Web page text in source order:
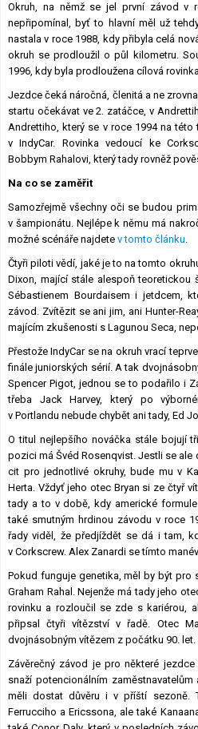
Okruh, na němž se jel první závod v
nepřipomínal, byť to hlavní měl už
nastala v roce 1988, kdy přibyla celá
okruh se prodloužil o půl kilometru.
1996, kdy byla prodloužena cílová
Jezdce čeká náročná, členitá a ne
startu očekávat ve 2. zatáčce, v
Andrettiho, který se v roce 1994 na
v IndyCar. Rovinka vedoucí ke
Bobbym Rahalovi, který tady rovněž
Na co se zaměřit
Samozřejmě všechny oči se budou
v šampionátu. Nejlépe k němu má
možné scénáře najdete v tomto článku.
Čtyři piloti vědí, jaké je to na tomto
Dixon, mající stále alespoň teoretickou
Sébastienem Bourdaisem i jetdcem,
závod. Zvítězit se ani jim, ani Hunter-
majícím zkušenosti s Lagunou Seca,
Přestože IndyCar se na okruh vrací
finále juniorských sérií. A tak
Spencer Pigot, jednou se to podařilo i
třeba Jack Harvey, který po
v Portlandu nebude chybět ani tady, Ed
O titul nejlepšího nováčka stále bojují
pozici má Švéd Rosenqvist. Jestli se ale
cit pro jednotlivé okruhy, bude mu v
Herta. Vždyť jeho otec Bryan si ze čtyř
tady a to v době, kdy americké
také smutným hrdinou závodu v roce
řady viděl, že předjíždět se dá i tam,
v Corkscrew. Alex Zanardi se tímto
Pokud funguje genetika, měl by být pro
Graham Rahal. Nejenže má tady jeho
rovinku a rozloučil se zde s kariérou,
připsal čtyři vítězství v řadě. Otec
dvojnásobným vítězem z počátku 90. let.
Závěrečný závod je pro některé
snaží potencionálním
měli dostat důvěru i v příští sezoně.
Ferrucciho a Ericssona, ale také